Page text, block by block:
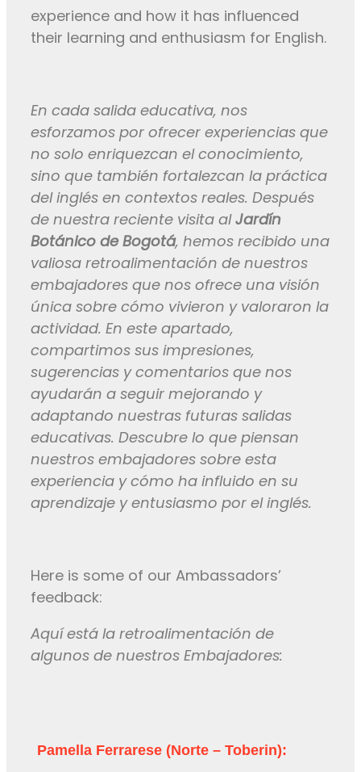
experience and how it has influenced
their learning and enthusiasm for English.
En cada salida educativa, nos
esforzamos por ofrecer experiencias que
no solo enriquezcan el conocimiento,
sino que también fortalezcan la práctica
del inglés en contextos reales. Después
de nuestra reciente visita alJardín
Botánico de Bogotá, hemos recibido una
valiosa retroalimentación de nuestros
embajadores que nos ofrece una visión
única sobre cómo vivieron y valoraron la
actividad. En este apartado,
compartimos sus impresiones,
sugerencias y comentarios que nos
ayudarán a seguir mejorando y
adaptando nuestras futuras salidas
educativas. Descubre lo que piensan
nuestros embajadores sobre esta
experiencia y cómo ha influido en su
aprendizaje y entusiasmo por el inglés.
Here is some of our Ambassadors’
feedback:
Aquí está la retroalimentación de
algunos de nuestros Embajadores:
Pamella Ferrarese (Norte – Toberin):